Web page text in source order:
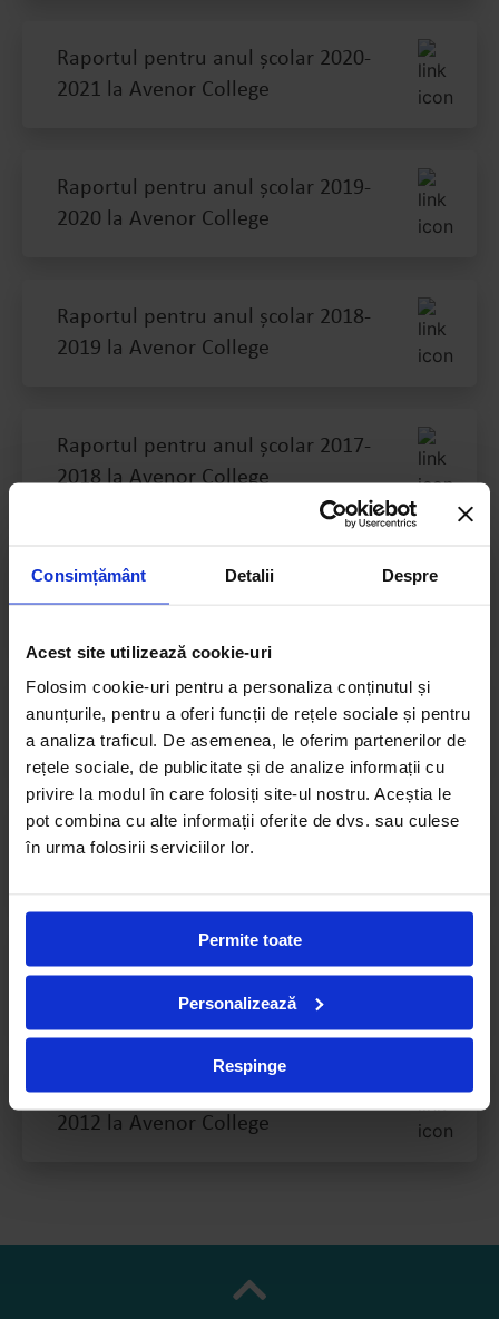
Consimțământ Detalii Despre
Acest site utilizează cookie-uri
Folosim cookie-uri pentru a personaliza conținutul și
anunțurile, pentru a oferi funcții de rețele sociale și pentru
a analiza traficul. De asemenea, le oferim partenerilor de
rețele sociale, de publicitate și de analize informații cu
privire la modul în care folosiți site-ul nostru. Aceștia le
pot combina cu alte informații oferite de dvs. sau culese
în urma folosirii serviciilor lor.
Permite toate
Personalizează
Respinge
Raportul pentru anul școlar 2020-
2021 la Avenor College
Raportul pentru anul școlar 2019-
2020 la Avenor College
Raportul pentru anul școlar 2018-
2019 la Avenor College
Raportul pentru anul școlar 2017-
2018 la Avenor College
Raportul pentru anul școlar 2016-
2017 la Avenor College
Raportul pentru anul școlar 2014-
2015 la Avenor College
Raportul pentru anul școlar 2013-
Raportul pentru anul școlar 2012-
2013 la Avenor College
Raportul pentru anul școlar 2011-
2012 la Avenor College